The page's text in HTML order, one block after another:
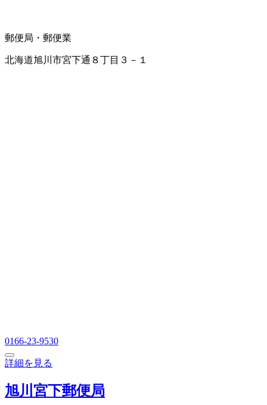
郵便局・郵便業
北海道旭川市宮下通８丁目３－１
0166-23-9530
詳細を見る
旭川宮下郵便局